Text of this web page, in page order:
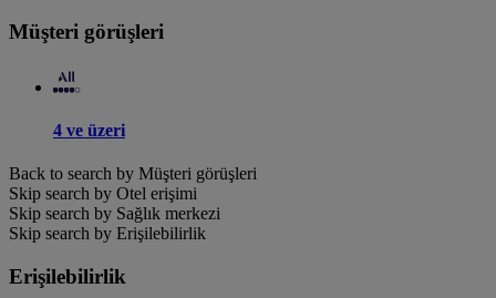
Müşteri görüşleri
4 ve üzeri
Back to search by Müşteri görüşleri
Skip search by Otel erişimi
Skip search by Sağlık merkezi
Skip search by Erişilebilirlik
Erişilebilirlik